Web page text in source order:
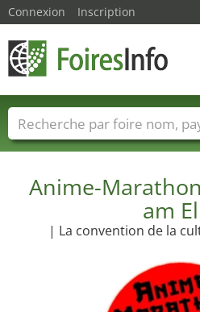
Anime-
am
| La convention de la
Connexion Inscription
Foire noms Pays Villes